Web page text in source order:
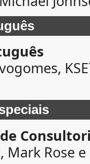
Mark Rose